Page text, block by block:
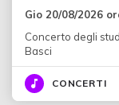
Gio 20/08/2026
Concerto degli
Basci
CONCERTI